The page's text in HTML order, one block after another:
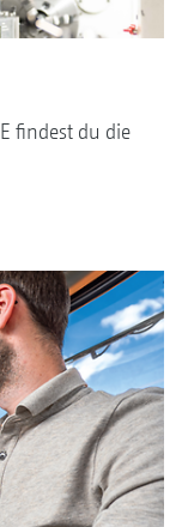
findest du die